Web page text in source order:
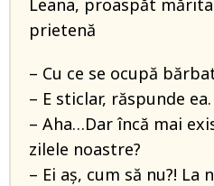
Leana, proaspăt
prietenă
– Cu ce se ocupă
– E sticlar, răspunde ea.
– Aha…Dar încă mai
zilele noastre?
– Ei aş, cum să nu?!